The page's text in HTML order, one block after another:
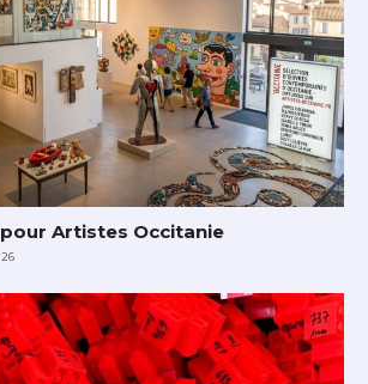
Artistes Occitanie